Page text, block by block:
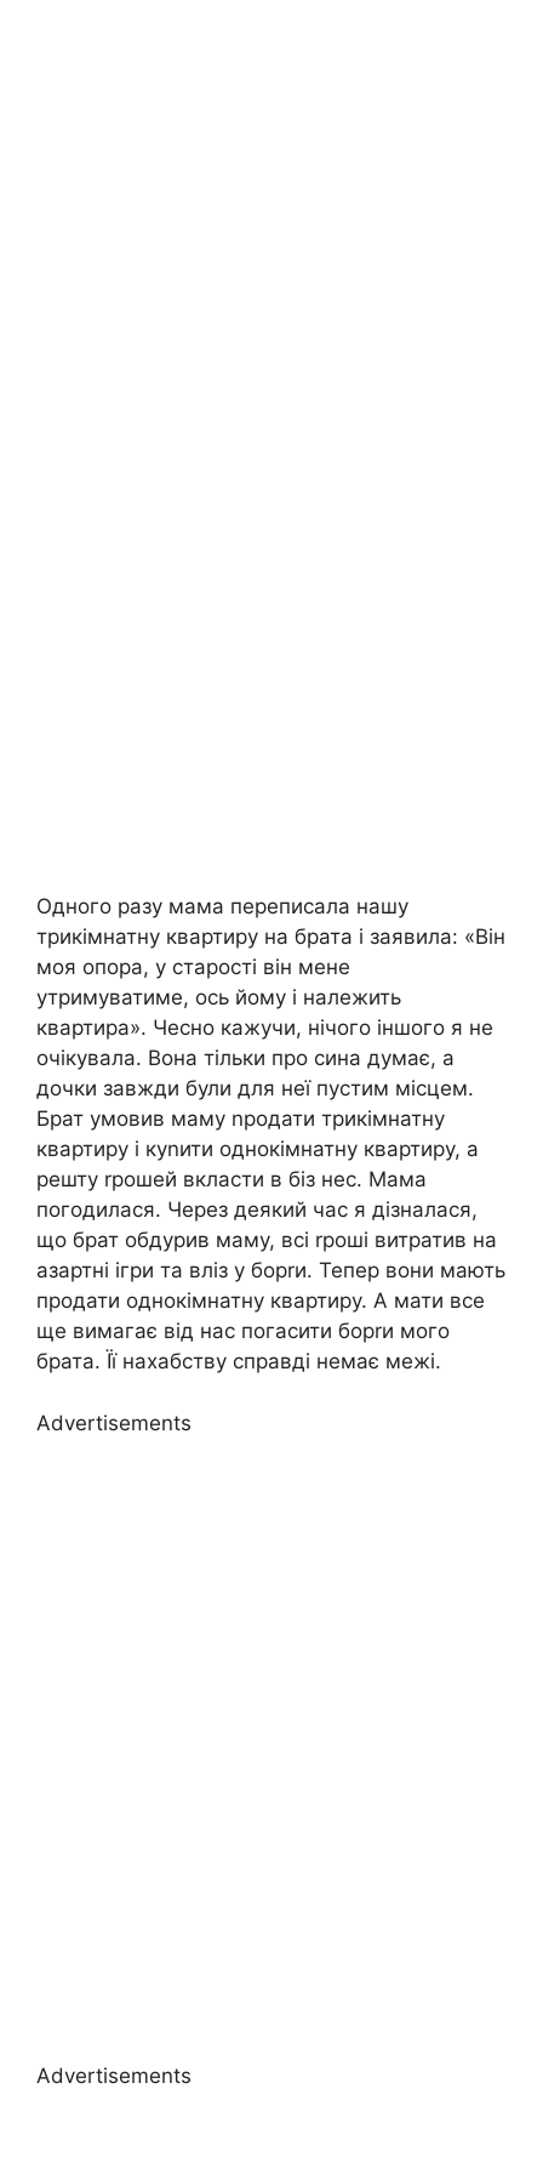
Одного разу мама переписала нашу
трикімнатну квартиру на брата і заявила: «Він
моя опора, у старості він мене
утримуватиме, ось йому і належить
квартира». Чесно кажучи, нічого іншого я не
очікувала. Вона тільки про сина думає, а
дочки завжди були для неї пустим місцем.
Брат умовив маму nродати трикімнатну
квартиру і куnити однокімнатну квартиру, а
решту rрошей вкласти в біз нес. Мама
погодилася. Через деякий час я дізналася,
що брат обдурив маму, всі rроші витратив на
азартні ігри та вліз у борrи. Тепер вони мають
продати однокімнатну квартиру. А мати все
ще вимагає від нас погасити борrи мого
брата. Її нахабству справді немає межі.
Advertisements
Advertisements